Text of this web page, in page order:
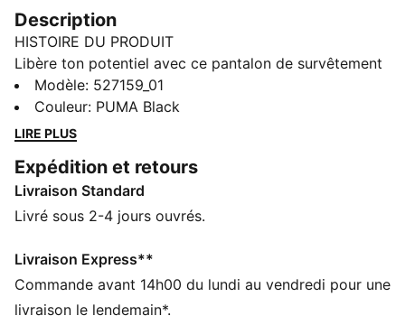
Description
HISTOIRE DU PRODUIT
Libère ton potentiel avec ce pantalon de survêtement
signé PUMA. Conçu pour des performances optimales,
il offre respirabilité, élasticité et rangement
fonctionnel. La taille élastique à cordons de serrage
vraiment le compagnon idéal de toutes les aventures.
CARACTÉRISTIQUES + AVANTAGES
Confectionné avec un minimum de 50 % de matériaux
warmCELL : technologie respirante conçue pour
piéger la chaleur à proximité de ton corps et te garder
au chaud pendant tes activités
Modèle: 527159_01
Couleur: PUMA Black
LIRE PLUS
Expédition et retours
Livraison Standard
Livré sous 2-4 jours ouvrés.
Livraison Express**
Commande avant 14h00 du lundi au vendredi pour une
livraison le lendemain*.